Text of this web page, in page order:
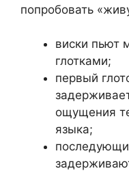
попробовать
виски пьют
глотками;
первый
ощущения
языка;